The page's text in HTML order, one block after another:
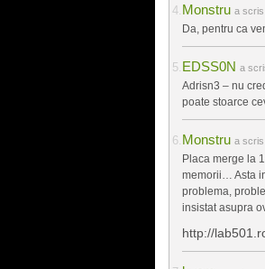
Monstru a scris
Da, pentru ca
EDSS0N a
Adrisn3 – nu
poate stoarce
Monstru a scris
Placa merge la
memorii… Asta
problema,
insistat asupra
http://